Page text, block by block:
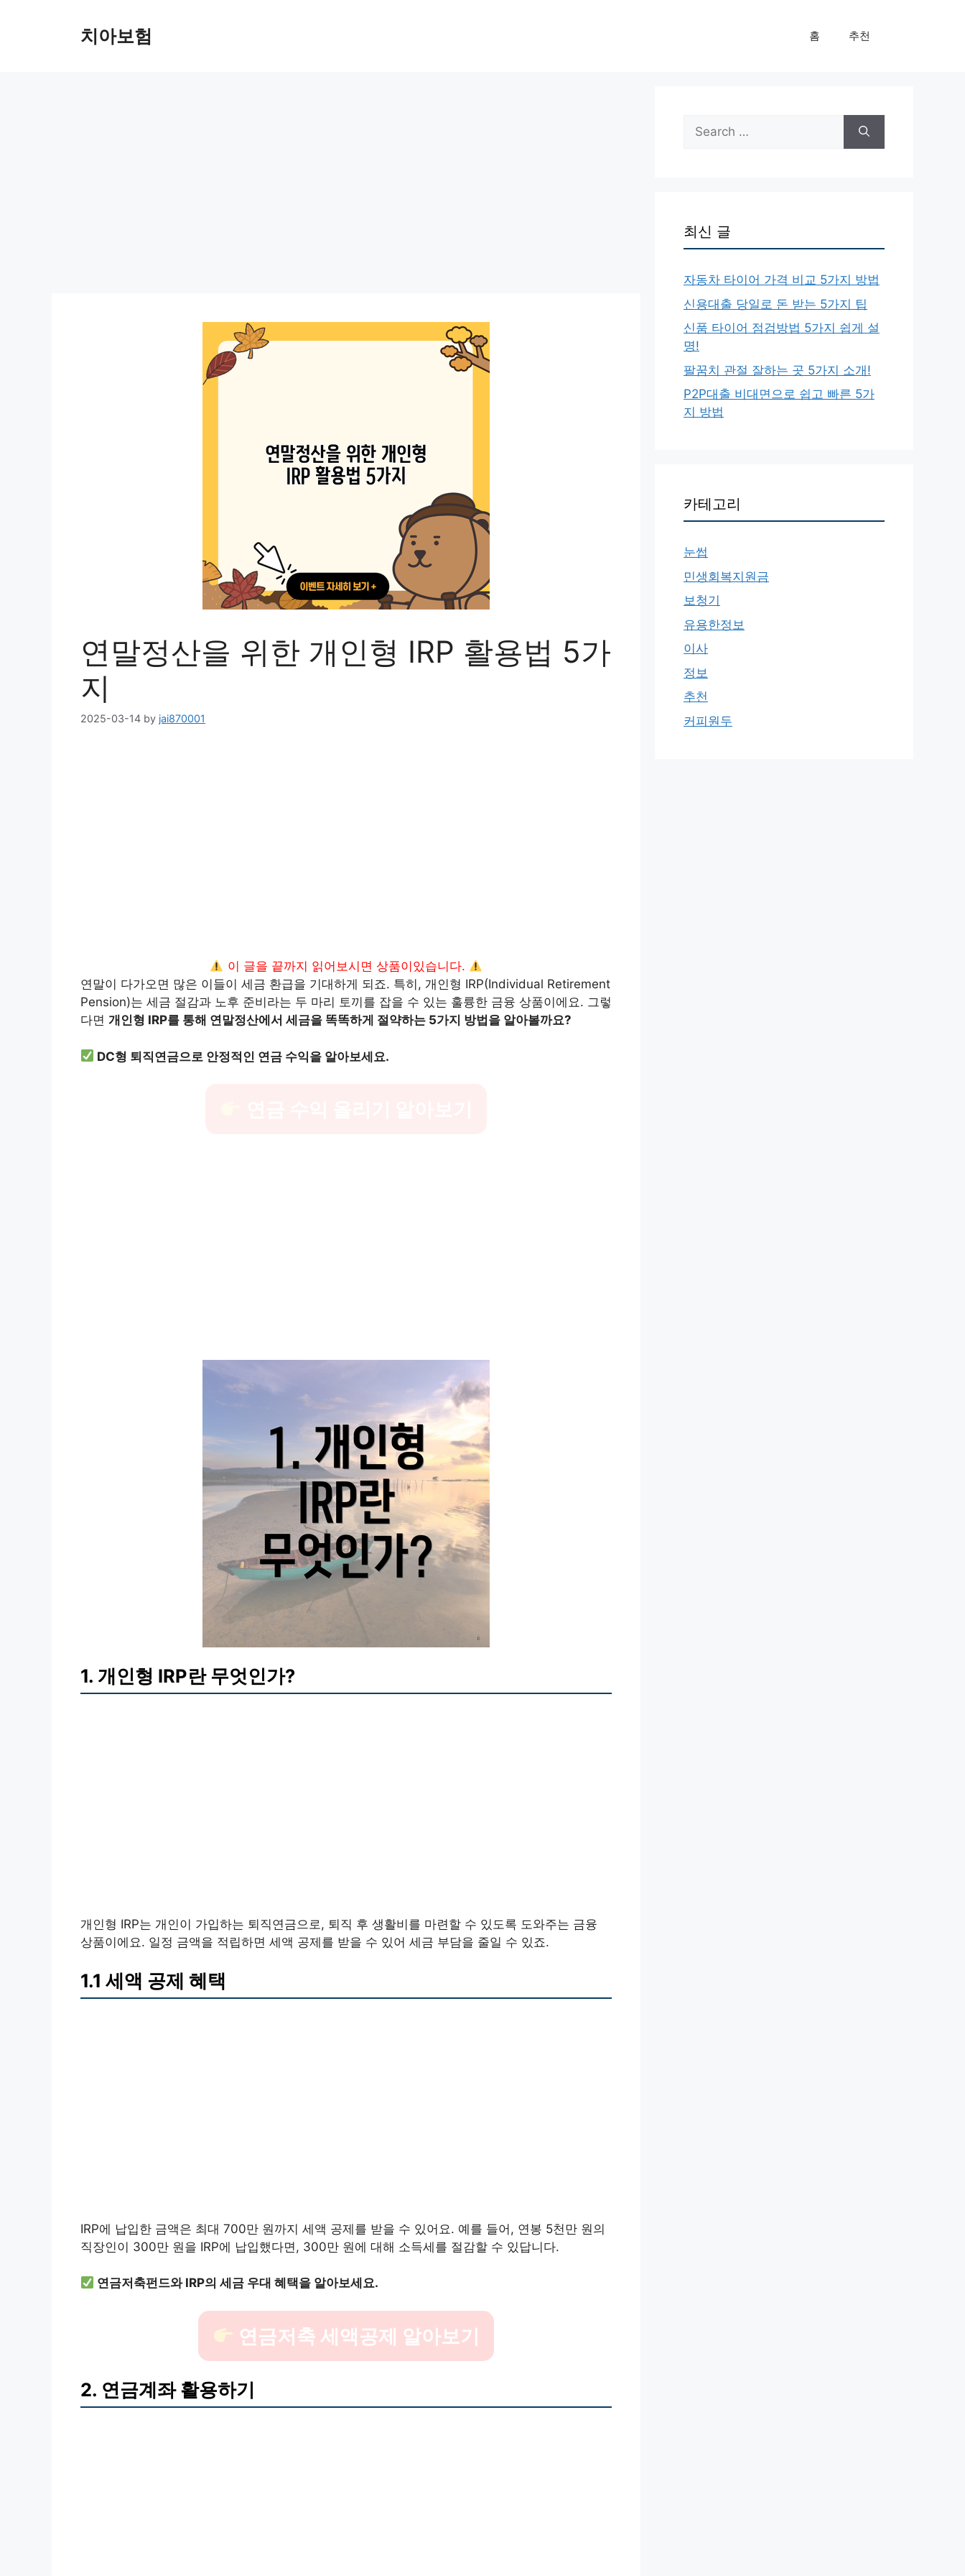
치아보험 홈 추천
연말정산을 위한 개인형 IRP 활용법 5가
지
2025-03-14 by jai870001
이 글을 끝까지 읽어보시면 상품이있습니다.
연말이 다가오면 많은 이들이 세금 환급을 기대하게 되죠. 특히, 개인형 IRP(Individual Retirement
Pension)는 세금 절감과 노후 준비라는 두 마리 토끼를 잡을 수 있는 훌륭한 금융 상품이에요. 그렇
다면 개인형 IRP를 통해 연말정산에서 세금을 똑똑하게 절약하는 5가지 방법을 알아볼까요?
DC형 퇴직연금으로 안정적인 연금 수익을 알아보세요.
1. 개인형 IRP란 무엇인가?
개인형 IRP는 개인이 가입하는 퇴직연금으로, 퇴직 후 생활비를 마련할 수 있도록 도와주는 금융
상품이에요. 일정 금액을 적립하면 세액 공제를 받을 수 있어 세금 부담을 줄일 수 있죠.
1.1 세액 공제 혜택
IRP에 납입한 금액은 최대 700만 원까지 세액 공제를 받을 수 있어요. 예를 들어, 연봉 5천만 원의
직장인이 300만 원을 IRP에 납입했다면, 300만 원에 대해 소득세를 절감할 수 있답니다.
연금저축펀드와 IRP의 세금 우대 혜택을 알아보세요.
연금저축 세액공제 알아보기
2. 연금계좌 활용하기
Search
for:
최신 글
자동차 타이어 가격 비교 5가지 방법
신용대출 당일로 돈 받는 5가지 팁
신품 타이어 점검방법 5가지 쉽게 설
명!
팔꿈치 관절 잘하는 곳 5가지 소개!
P2P대출 비대면으로 쉽고 빠른 5가
지 방법
카테고리
눈썹
민생회복지원금
보청기
유용한정보
이사
정보
추천
커피원두